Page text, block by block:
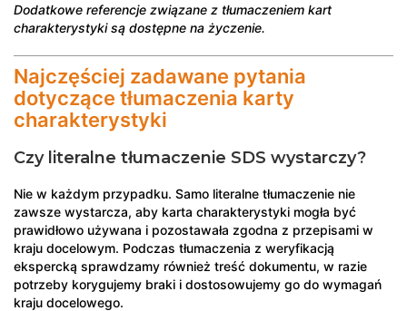
Dodatkowe referencje związane z tłumaczeniem kart
charakterystyki są dostępne na życzenie.
Najczęściej zadawane pytania
dotyczące tłumaczenia karty
charakterystyki
Czy literalne tłumaczenie SDS wystarczy?
Nie w każdym przypadku. Samo literalne tłumaczenie nie
zawsze wystarcza, aby karta charakterystyki mogła być
prawidłowo używana i pozostawała zgodna z przepisami w
kraju docelowym. Podczas tłumaczenia z weryfikacją
ekspercką sprawdzamy również treść dokumentu, w razie
potrzeby korygujemy braki i dostosowujemy go do wymagań
kraju docelowego.